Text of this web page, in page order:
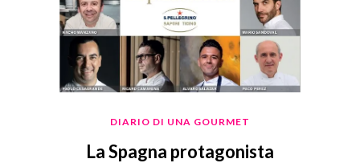
DIARIO DI UNA GOURMET
La Spagna protagonista